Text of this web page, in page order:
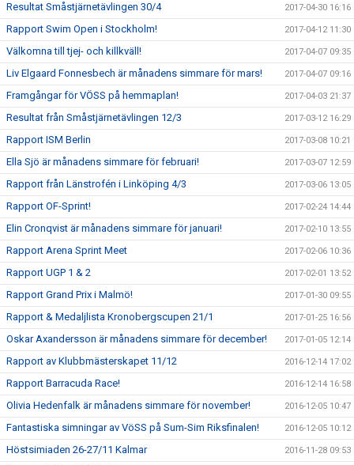
Resultat Småstjärnetävlingen 30/4 2017-04-30 16:16
Rapport Swim Open i Stockholm! 2017-04-12 11:30
Välkomna till tjej- och killkväll! 2017-04-07 09:35
Liv Elgaard Fonnesbech är månadens simmare för mars! 2017-04-07 09:16
Framgångar för VÖSS på hemmaplan! 2017-04-03 21:37
Resultat från Småstjärnetävlingen 12/3 2017-03-12 16:29
Rapport ISM Berlin 2017-03-08 10:21
Ella Sjö är månadens simmare för februari! 2017-03-07 12:59
Rapport från Länstrofén i Linköping 4/3 2017-03-06 13:05
Rapport OF-Sprint! 2017-02-24 14:44
Elin Cronqvist är månadens simmare för januari! 2017-02-10 13:55
Rapport Arena Sprint Meet 2017-02-06 10:36
Rapport UGP 1 & 2 2017-02-01 13:52
Rapport Grand Prix i Malmö! 2017-01-30 09:55
Rapport & Medaljlista Kronobergscupen 21/1 2017-01-25 16:56
Oskar Axandersson är månadens simmare för december! 2017-01-05 12:14
Rapport av Klubbmästerskapet 11/12 2016-12-14 17:02
Rapport Barracuda Race! 2016-12-14 16:58
Olivia Hedenfalk är månadens simmare för november! 2016-12-05 10:47
Fantastiska simningar av VöSS på Sum-Sim Riksfinalen! 2016-12-05 10:12
Höstsimiaden 26-27/11 Kalmar 2016-11-28 09:53